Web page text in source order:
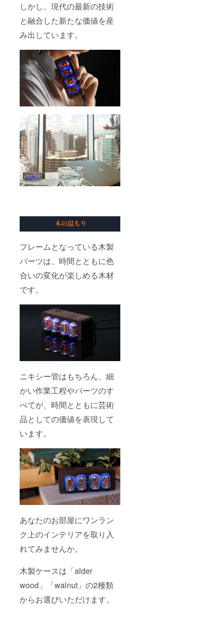
しかし、現代の最新の技術
と融合した新たな価値を産
み出しています。
フレームとなっている木製
パーツは、時間とともに色
合いの変化が楽しめる木材
です。
ニキシー管はもちろん、細
かい作業工程やパーツのす
べてが、時間とともに芸術
品としての価値を表現して
います。
あなたのお部屋にワンラン
ク上のインテリアを取り入
れてみませんか。
木製ケースは「alder
wood」「walnut」の2種類
からお選びいただけます。